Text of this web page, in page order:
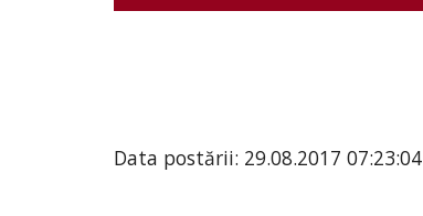
Data postării: 29.08.2017 07:23:04